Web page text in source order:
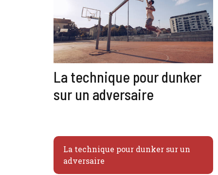
La technique pour dunker
sur un adversaire
La technique pour dunker sur un
adversaire